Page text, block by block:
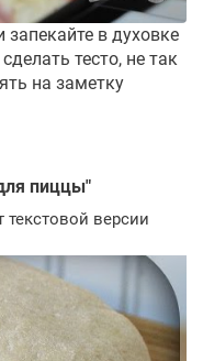
в духовке
тесто, не так
на заметку
пиццы"
версии